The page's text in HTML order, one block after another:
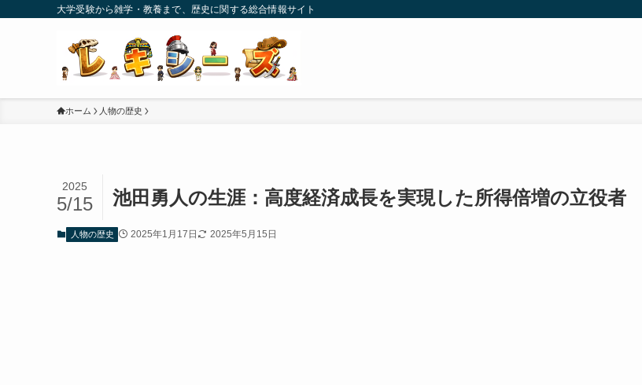
大学受験から雑学・教養まで、歴史に関する総合情報サイト
ホーム 人物の歴史
池田勇人の生涯：高度経済成長を実現した所得倍増の立役者
2025
5/15
人物の歴史 2025年1月17日 2025年5月15日